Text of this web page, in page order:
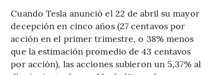
Cuando Tesla anunció el 22 de abril su mayor
decepción en cinco años (27 centavos por
acción en el primer trimestre, o 38% menos
que la estimación promedio de 43 centavos
por acción), las acciones subieron un 5,37% al